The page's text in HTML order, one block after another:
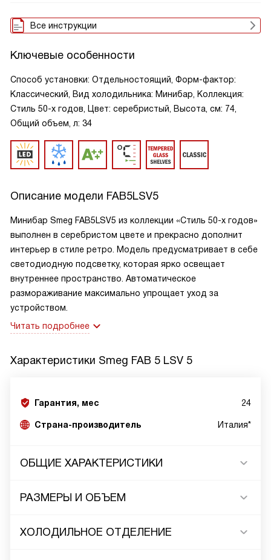
Все инструкции
Ключевые особенности
Способ установки: Отдельностоящий, Форм-фактор:
Классический, Вид холодильника: Минибар, Коллекция:
Стиль 50-х годов, Цвет: серебристый, Высота, см: 74,
Общий объем, л: 34
Описание модели FAB5LSV5
Минибар Smeg FAB5LSV5 из коллекции «Стиль 50-х годов»
выполнен в серебристом цвете и прекрасно дополнит
интерьер в стиле ретро. Модель предусматривает в себе
светодиодную подсветку, которая ярко освещает
внутреннее пространство. Автоматическое
размораживание максимально упрощает уход за
устройством.
Читать подробнее
Характеристики Smeg FAB 5 LSV 5
Гарантия, мес 24
Страна-производитель Италия*
ОБЩИЕ ХАРАКТЕРИСТИКИ
РАЗМЕРЫ И ОБЪЕМ
ХОЛОДИЛЬНОЕ ОТДЕЛЕНИЕ